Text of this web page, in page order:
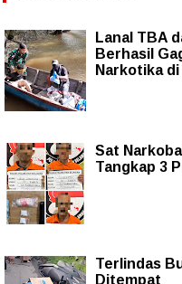
Lanal TBA
Berhasil
Narkotika
Sat
Tangkap 3
Terlindas
Ditempat